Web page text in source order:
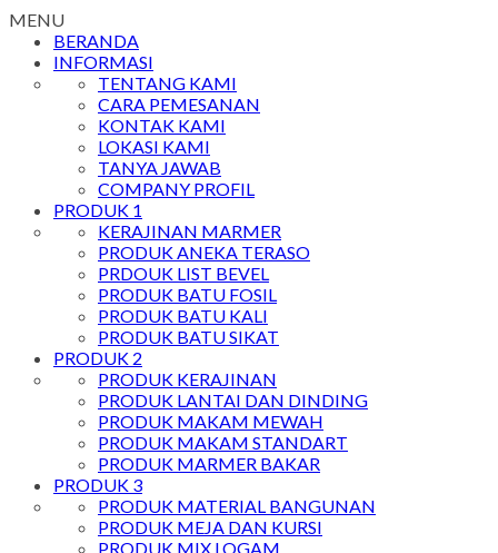
MENU
BERANDA
INFORMASI
TENTANG KAMI
CARA PEMESANAN
KONTAK KAMI
LOKASI KAMI
TANYA JAWAB
COMPANY PROFIL
PRODUK 1
KERAJINAN MARMER
PRODUK ANEKA TERASO
PRDOUK LIST BEVEL
PRODUK BATU FOSIL
PRODUK BATU KALI
PRODUK BATU SIKAT
PRODUK 2
PRODUK KERAJINAN
PRODUK LANTAI DAN DINDING
PRODUK MAKAM MEWAH
PRODUK MAKAM STANDART
PRODUK MARMER BAKAR
PRODUK 3
PRODUK MATERIAL BANGUNAN
PRODUK MEJA DAN KURSI
PRODUK MIX LOGAM